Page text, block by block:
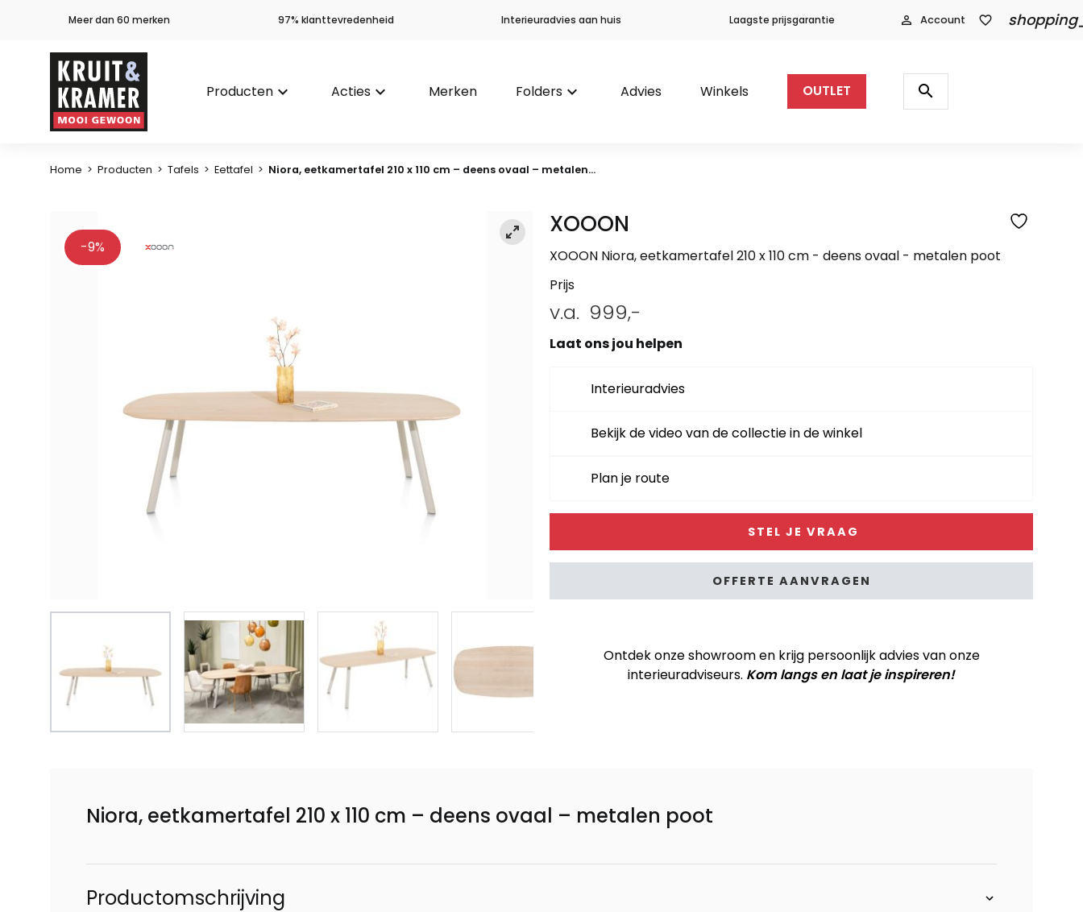
Meer dan 60 merken 97% klanttevredenheid Interieuradvies aan huis Laagste prijsgarantie person_outline Account favorite_border
Producten keyboard_arrow_down Acties keyboard_arrow_down Merken Folders keyboard_arrow_down Advies Winkels OUTLET
Producten
zoeken
search
Home > Producten > Tafels > Eettafel > Niora, eetkamertafel 210 x 110 cm – deens ovaal – metalen...
-9%
XOOON
XOOON Niora, eetkamertafel 210 x 110 cm - deens ovaal - metalen poot
Prijs
v.a. 999,-
Laat ons jou helpen
Interieuradvies
Bekijk de video van de collectie in de winkel
Plan je route
STEL JE VRAAG
OFFERTE AANVRAGEN
Ontdek onze showroom en krijg persoonlijk advies van onze
interieuradviseurs. Kom langs en laat je inspireren!
Niora, eetkamertafel 210 x 110 cm – deens ovaal – metalen poot
Productomschrijving